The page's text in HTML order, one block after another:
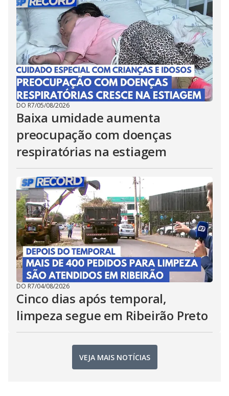
DO R7/05/08/2026
Baixa umidade aumenta
preocupação com doenças
respiratórias na estiagem
DO R7/04/08/2026
Cinco dias após temporal,
limpeza segue em Ribeirão Preto
VEJA MAIS NOTÍCIAS